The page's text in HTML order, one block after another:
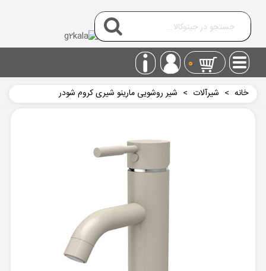
0
خانه > شیرآلات > شیر روشویی مارینو شیری کروم شودر